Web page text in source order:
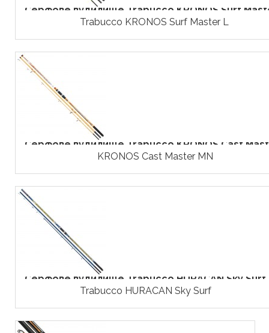
Серфове вудилище Trabucco KRONOS Surf
Trabucco KRONOS Surf Master L
Серфове вудилище Trabucco KRONOS Cast
KRONOS Cast Master MN
Серфове вудилище Trabucco HURACAN Sky Surf
Trabucco HURACAN Sky Surf